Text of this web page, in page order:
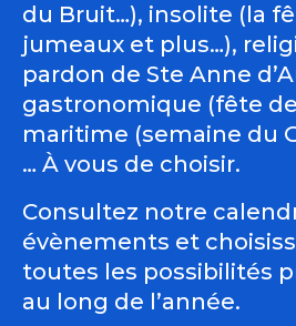
du Bruit…), insolite (la
jumeaux et plus…),
pardon de Ste Anne
gastronomique (fête
maritime (semaine du
… À vous de choisir.
Consultez notre
évènements et
toutes les possibilités
au long de l’année.